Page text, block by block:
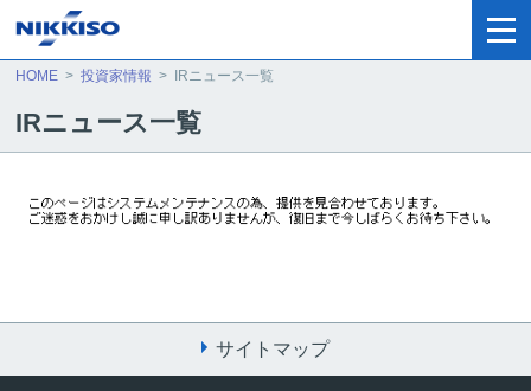
HOME > 投資家情報 > IRニュース一覧
IRニュース一覧
サイトマップ